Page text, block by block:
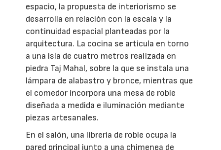
espacio, la propuesta de interiorismo se
desarrolla en relación con la escala y la
continuidad espacial planteadas por la
arquitectura. La cocina se articula en torno
a una isla de cuatro metros realizada en
piedra Taj Mahal, sobre la que se instala una
lámpara de alabastro y bronce, mientras que
el comedor incorpora una mesa de roble
diseñada a medida e iluminación mediante
piezas artesanales.
En el salón, una librería de roble ocupa la
pared principal junto a una chimenea de